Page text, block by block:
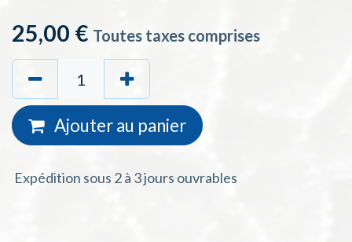
25,00 € Toutes taxes comprises
Ajouter au panier
Expédition sous 2 à 3 jours ouvrables